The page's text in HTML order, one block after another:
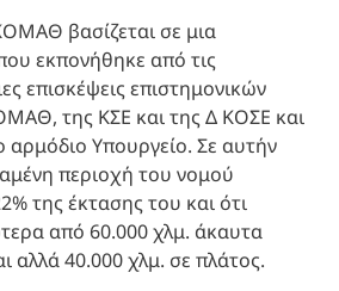
βασίζεται σε μια
εκπονήθηκε από τις
επισκέψεις επιστημονικών
της ΚΣΕ και της Δ ΚΟΣΕ και
αρμόδιο Υπουργείο. Σε αυτήν
περιοχή του νομού
της έκτασης του και ότι
από 60.000 χλμ. άκαυτα
αλλά 40.000 χλμ. σε πλάτος.